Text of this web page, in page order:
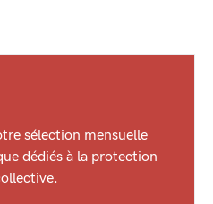
sélection mensuelle
dédiés à la protection